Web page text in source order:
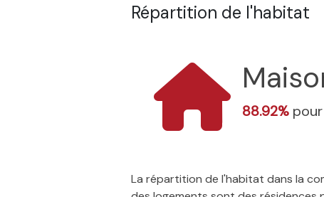
Répartition de l'habitat
88.92%
La répartition de l'habitat dans la